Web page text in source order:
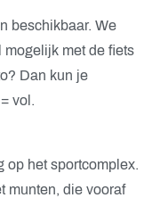
beschikbaar. We
mogelijk met de fiets
Dan kun je
vol.
op het sportcomplex.
munten, die vooraf